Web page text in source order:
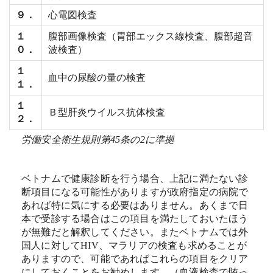
９． 心電図検査
１
０．
腹部画像検査（胃部エックス線検査、腹部超音
波検査）
１
１．
血中の尿酸の量の検査
１
２．
Ｂ型肝炎ウイルス抗体検査
労働安全衛生規則第45条の2に準拠
ベトナムで健康診断を行う場合、上記に満たない診
断項目になる可能性がありますが政府指定の病院で
あれば特に気にする必要はありません。あくまで日
本で受診する場合はこの項目を満たしておいたほう
が無難だと解釈してください。またベトナムでは外
国人に対してHIV、マラリアの検査も求めることが
ありますので、可能であればこれらの項目をクリア